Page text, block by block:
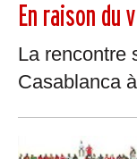
En raison du
La rencontre
Casablanca